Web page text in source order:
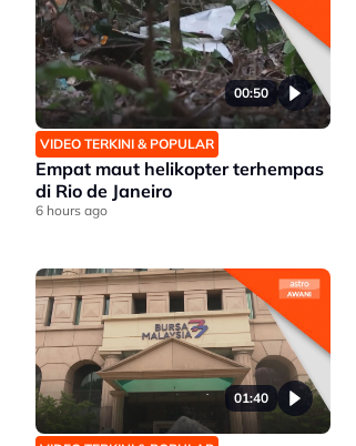
00:50
VIDEO TERKINI & POPULAR
Empat maut helikopter terhempas
di Rio de Janeiro
6 hours ago
01:40